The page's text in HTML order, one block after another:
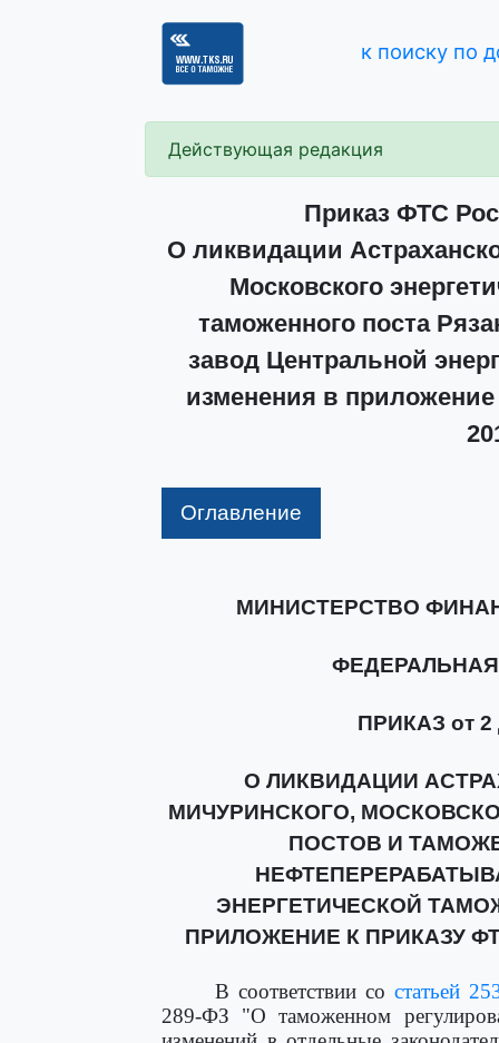
к поиску по
Действующая редакция
Приказ ФТС
О ликвидации
Московского
таможенного поста
завод Центральной
изменения в
Оглавление
МИНИСТЕРСТВО
ПРИКАЗ от 2
О ЛИКВИДАЦИИ
МИЧУРИНСКОГО,
ПОСТОВ И
ЭНЕРГЕТИЧЕСКОЙ
ПРИЛОЖЕНИЕ К ПРИКАЗУ
В соответствии состатьей
289-ФЗ "О таможенном